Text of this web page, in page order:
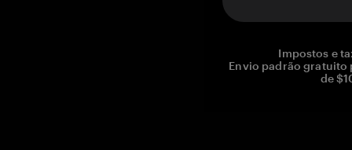
Impostos e
Envio padrão gratuito
de